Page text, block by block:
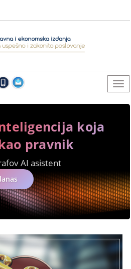
koja
pravnik
AI asistent